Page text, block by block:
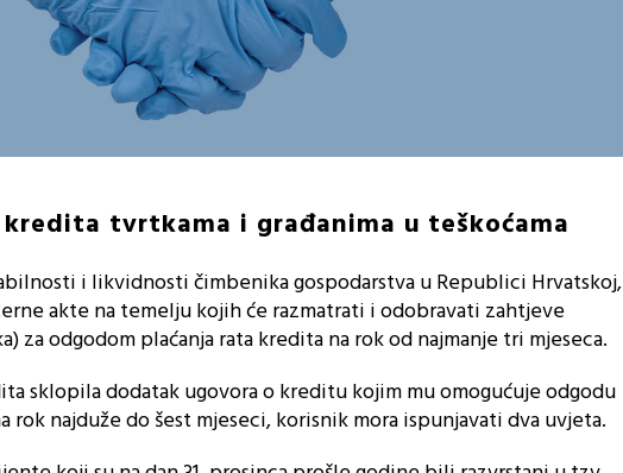
tvrtkama i građanima u teškoćama
i likvidnosti čimbenika gospodarstva u Republici Hrvatskoj,
akte na temelju kojih će razmatrati i odobravati zahtjeve
za odgodom plaćanja rata kredita na rok od najmanje tri mjeseca.
sklopila dodatak ugovora o kreditu kojim mu omogućuje odgodu
najduže do šest mjeseci, korisnik mora ispunjavati dva uvjeta.